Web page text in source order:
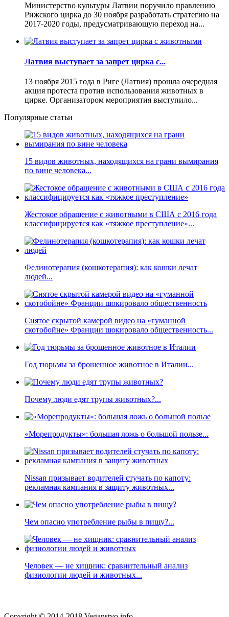
Министерство культуры Латвии поручило правлению
Рижского цирка до 30 ноября разработать стратегию на
2017-2020 годы, предусматривающую переход на...
Латвия выступает за запрет цирка с...
13 ноября 2015 года в Риге (Латвия) прошла очередная
акция протеста против использования животных в
цирке. Организатором мероприятия выступило...
Популярные статьи
15 видов животных, находящихся на грани вымирания
по вине человека...
Жестокое обращение с животными в США с 2016 года
классифицируется как «тяжкое преступление»...
Фелинотерапия (кошкотерапия): как кошки лечат
людей...
Снятое скрытой камерой видео на «гуманной
скотобойне» Франции шокировало общественность...
Год тюрьмы за брошенное животное в Италии...
Почему люди едят трупы животных?...
«Морепродукты»: большая ложь о большой пользе...
Nissan призывает водителей стучать по капоту:
рекламная кампания в защиту животных...
Чем опасно употребление рыбы в пищу?...
Человек — не хищник: сравнительный анализ
физиологии людей и животных...